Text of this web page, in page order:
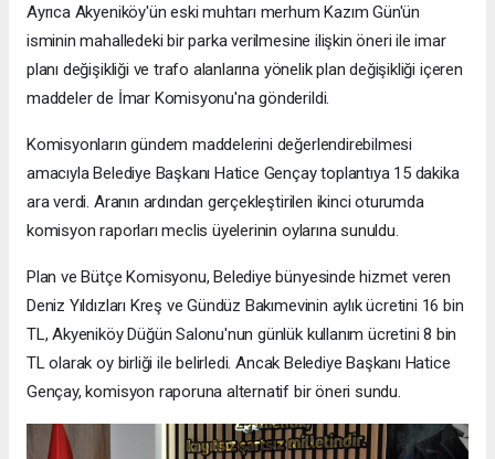
Ayrıca Akyeniköy'ün eski muhtarı merhum Kazım Gün'ün
isminin mahalledeki bir parka verilmesine ilişkin öneri ile imar
planı değişikliği ve trafo alanlarına yönelik plan değişikliği içeren
maddeler de İmar Komisyonu'na gönderildi.
Komisyonların gündem maddelerini değerlendirebilmesi
amacıyla Belediye Başkanı Hatice Gençay toplantıya 15 dakika
ara verdi. Aranın ardından gerçekleştirilen ikinci oturumda
komisyon raporları meclis üyelerinin oylarına sunuldu.
Plan ve Bütçe Komisyonu, Belediye bünyesinde hizmet veren
Deniz Yıldızları Kreş ve Gündüz Bakımevinin aylık ücretini 16 bin
TL, Akyeniköy Düğün Salonu'nun günlük kullanım ücretini 8 bin
TL olarak oy birliği ile belirledi. Ancak Belediye Başkanı Hatice
Gençay, komisyon raporuna alternatif bir öneri sundu.